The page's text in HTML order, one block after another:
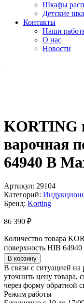
Шкафы
Детские
Контакты
Наши
О нас
Новости
KORTING
варочная
64940 B
Артикул: 29104
Категорий:
Бренд: Korting
86 390 ₽
Количество товара
поверхность HIB
В корзину
В связи с ситуацией
уточнить цену товара,
через форму обратной
Режим работы